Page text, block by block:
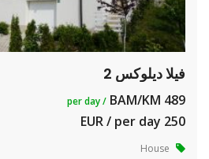
فيلا ديلوكس 2
489 BAM/KM
/ per day
250 EUR / per day
House